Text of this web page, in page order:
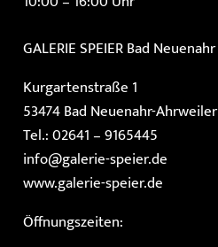
GALERIE SPEIERBad Neuenahr
Kurgartenstraße 1
53474 Bad Neuenahr-Ahrweiler
Tel.: 02641 – 9165445
info@galerie-speier.de
www.galerie-speier.de
Öffnungszeiten: